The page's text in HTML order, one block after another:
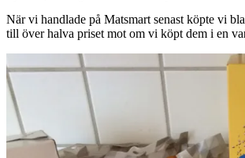
När vi handlade på Matsmart senast köpte vi
till över halva priset mot om vi köpt dem i en